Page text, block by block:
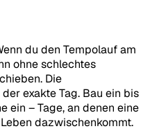
du den Tempolauf am
ohne schlechtes
Die
exakte Tag. Bau ein bis
ein – Tage, an denen eine
dazwischenkommt.